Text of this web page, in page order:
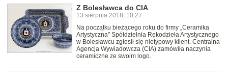
Z Bolesławca do CIA
13 sierpnia 2018, 10:27
Na początku bieżącego roku do firmy „Ceramika
Artystyczna” Spółdzielnia Rękodzieła Artystycznego
w Bolesławcu zgłosił się nietypowy klient. Centralna
Agencja Wywiadowcza (CIA) zamówiła naczynia
ceramiczne ze swoim logo.